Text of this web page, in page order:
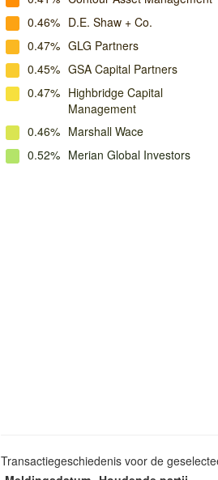
0.46% D.E. Shaw + Co.
0.47% GLG Partners
0.45% GSA Capital Partners
0.47% Highbridge Capital
Management
0.46% Marshall Wace
0.52% Merian Global Investors
Transactiegeschiedenis voor de